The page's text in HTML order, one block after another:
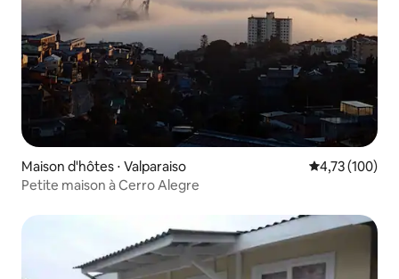
Maison d'hôtes ⋅ Valparaiso Évaluation
4,73 (100)
Petite maison à Cerro Alegre